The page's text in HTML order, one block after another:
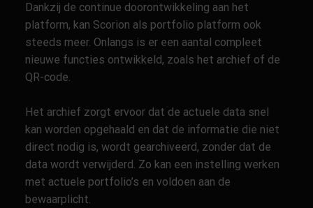
Dankzij de continue doorontwikkeling aan het
platform, kan Scorion als portfolio platform ook
steeds meer. Onlangs is er een aantal compleet
nieuwe functies ontwikkeld, zoals het archief of de
QR-code.
Het archief zorgt ervoor dat de actuele data snel
kan worden opgehaald en dat de informatie die niet
direct nodig is, wordt gearchiveerd, zonder dat de
data wordt verwijderd. Zo kan een instelling werken
met actuele portfolio’s en voldoen aan de
bewaarplicht.